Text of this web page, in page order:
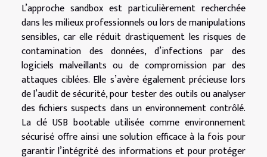
L’approche sandbox est particulièrement recherchée
dans les milieux professionnels ou lors de manipulations
sensibles, car elle réduit drastiquement les risques de
contamination des données, d’infections par des
logiciels malveillants ou de compromission par des
attaques ciblées. Elle s’avère également précieuse lors
de l’audit de sécurité, pour tester des outils ou analyser
des fichiers suspects dans un environnement contrôlé.
La clé USB bootable utilisée comme environnement
sécurisé offre ainsi une solution efficace à la fois pour
garantir l’intégrité des informations et pour protéger